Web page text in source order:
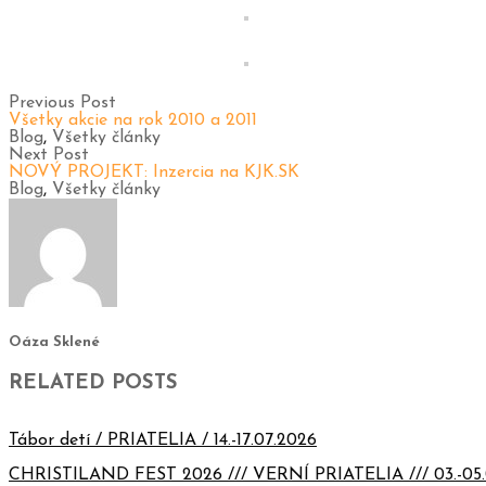
Previous Post
Všetky akcie na rok 2010 a 2011
Blog, Všetky články
Next Post
NOVÝ PROJEKT: Inzercia na KJK.SK
Blog, Všetky články
Oáza Sklené
RELATED POSTS
Tábor detí / PRIATELIA / 14.-17.07.2026
CHRISTILAND FEST 2026 /// VERNÍ PRIATELIA /// 03.-